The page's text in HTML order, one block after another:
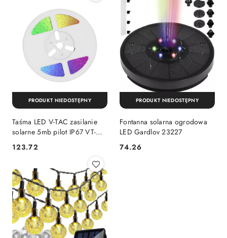
Taśma LED V-TAC zasilanie
solarne 5mb pilot IP67 VT-
Cena:
123.72
PRODUKT NIEDOSTĘPNY
Fontanna solarna ogrodowa
LED Gardlov 23227
Cena:
74.26
PRODUKT NIEDOSTĘPNY